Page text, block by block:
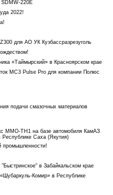
SDMW-220E
2022!
для АО УК Кузбассразрезуголь
«Таймырский» в Красноярском крае
MC3 Pulse Pro для компании Полюс
подачи смазочных материалов
MMO-TH1 на базе автомобиля КамАЗ
Республике Саха (Якутия)
промышленности!
в Забайкальском крае
Комир» в Республике